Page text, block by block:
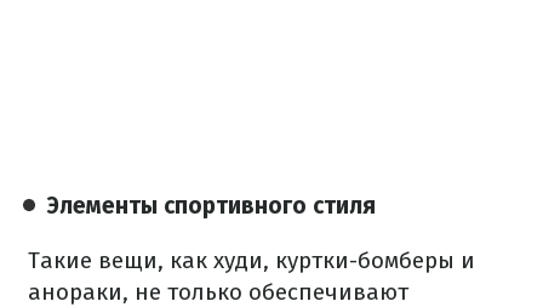
Элементы спортивного стиля
Такие вещи, как худи, куртки-бомберы и
анораки, не только обеспечивают